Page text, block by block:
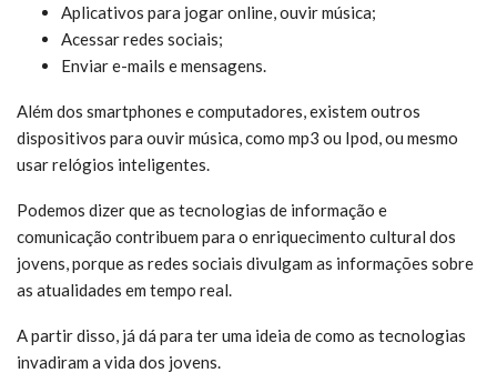
Aplicativos para jogar online, ouvir música;
Acessar redes sociais;
Enviar e-mails e mensagens.
Além dos smartphones e computadores, existem outros
dispositivos para ouvir música, como mp3 ou Ipod, ou mesmo
usar relógios inteligentes.
Podemos dizer que as tecnologias de informação e
comunicação contribuem para o enriquecimento cultural dos
jovens, porque as redes sociais divulgam as informações sobre
as atualidades em tempo real.
A partir disso, já dá para ter uma ideia de como as tecnologias
invadiram a vida dos jovens.